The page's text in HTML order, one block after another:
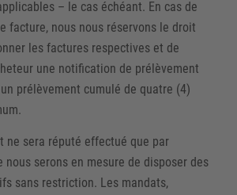
– le cas échéant. En cas de
facture, nous nous réservons le droit
les factures respectives et de
une notification de prélèvement
prélèvement cumulé de quatre (4)
ne sera réputé effectué que par
nous serons en mesure de disposer des
sans restriction. Les mandats,